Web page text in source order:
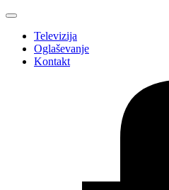
Televizija
Oglaševanje
Kontakt